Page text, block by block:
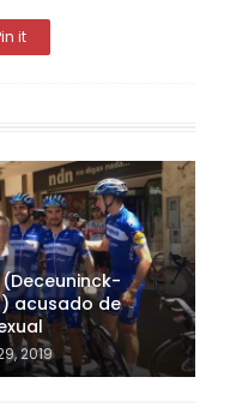
it
acusado de
2019